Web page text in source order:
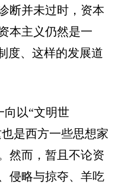
断并未过时，资本
本主义仍然是一
度、这样的发展道
向以“文明世
是西方一些思想家
然而，暂且不论资
侵略与掠夺、羊吃